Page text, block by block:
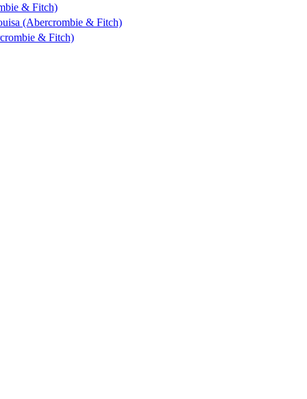
& Fitch)
(Abercrombie & Fitch)
& Fitch)